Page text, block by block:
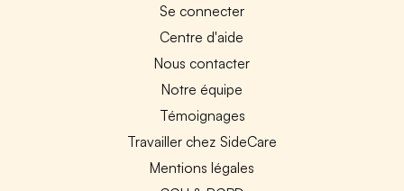
Se connecter
Centre d'aide
Nous contacter
Notre équipe
Témoignages
Travailler chez SideCare
Mentions légales